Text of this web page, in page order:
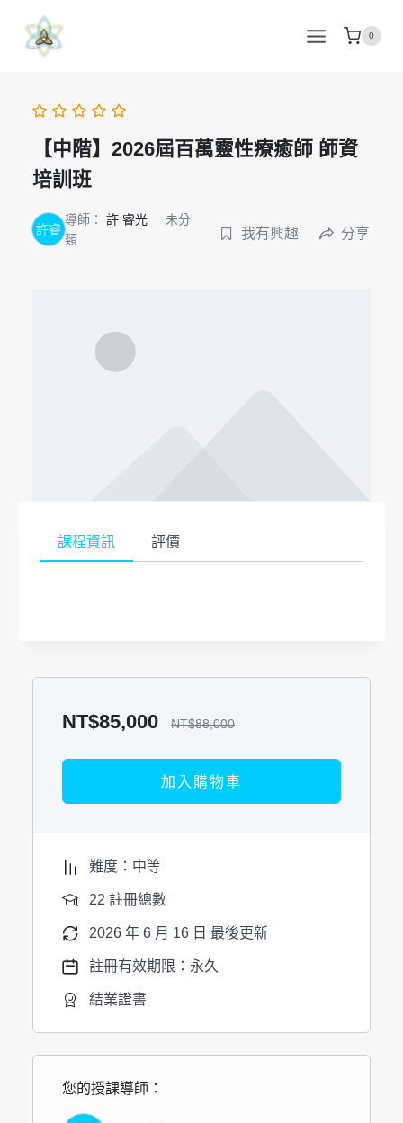
0
【中階】2026屆百萬靈性療癒師 師資
培訓班
許睿
導師： 許 睿光
未分
類
我有興趣 分享
課程資訊 評價
NT$85,000 NT$88,000
加入購物車
難度：中等
22 註冊總數
2026 年 6 月 16 日 最後更新
註冊有效期限：永久
結業證書
您的授課導師：